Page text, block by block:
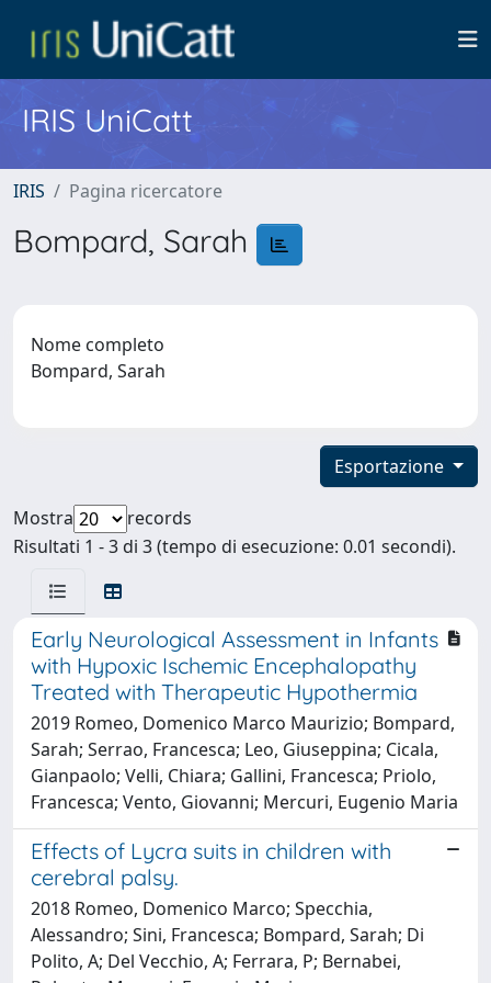
IRIS UniCatt
IRIS Pagina ricercatore
Bompard, Sarah
Nome completo
Bompard, Sarah
Esportazione
Mostra
records
Risultati 1 - 3 di 3 (tempo di esecuzione: 0.01 secondi).
Early Neurological Assessment in Infants
with Hypoxic Ischemic Encephalopathy
Treated with Therapeutic Hypothermia
2019 Romeo, Domenico Marco Maurizio; Bompard,
Sarah; Serrao, Francesca; Leo, Giuseppina; Cicala,
Gianpaolo; Velli, Chiara; Gallini, Francesca; Priolo,
Francesca; Vento, Giovanni; Mercuri, Eugenio Maria
Effects of Lycra suits in children with
cerebral palsy.
2018 Romeo, Domenico Marco; Specchia,
Alessandro; Sini, Francesca; Bompard, Sarah; Di
Polito, A; Del Vecchio, A; Ferrara, P; Bernabei,